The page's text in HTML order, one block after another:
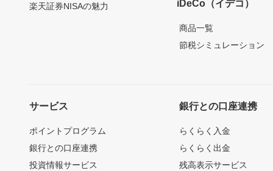
楽天証券NISAの魅力 iDeCo（イデコ）
商品一覧
節税シミュレーション
サービス
ポイントプログラム
銀行との口座連携
投資情報サービス
銀行との口座連携
らくらく入金
らくらく出金
残高表示サービス